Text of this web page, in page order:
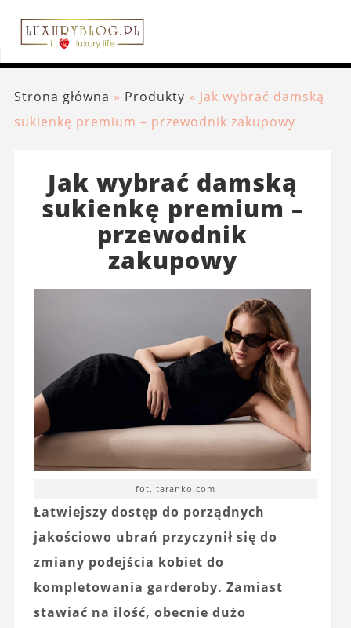
Strona główna » Produkty » Jak wybrać damską
sukienkę premium – przewodnik zakupowy
Jak wybrać damską
sukienkę premium –
przewodnik
zakupowy
fot. taranko.com
Łatwiejszy dostęp do porządnych
jakościowo ubrań przyczynił się do
zmiany podejścia kobiet do
kompletowania garderoby. Zamiast
stawiać na ilość, obecnie dużo